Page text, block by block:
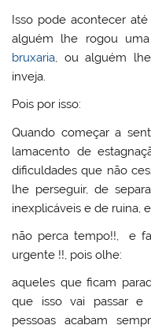
Isso pode acontecer
alguém lhe rogou
bruxaria, ou alguém
inveja.
Pois por isso:
Quando começar a
lamacento de
dificuldades que não
lhe perseguir, de
inexplicáveis e de ruina,
não perca tempo!!, e
urgente !!, pois olhe:
aqueles que ficam
que isso vai passar e
pessoas acabam